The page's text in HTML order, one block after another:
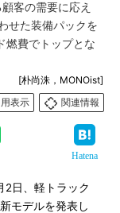
客の需要に応え
せた装備パックを
燃費でトップとな
[朴尚洙，MONOist]
表示
関連情報
Hatena
日、軽トラック
モデルを発表し